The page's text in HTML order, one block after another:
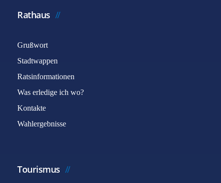
Rathaus
Grußwort
Stadtwappen
Ratsinformationen
Was erledige ich wo?
Kontakte
Wahlergebnisse
Tourismus